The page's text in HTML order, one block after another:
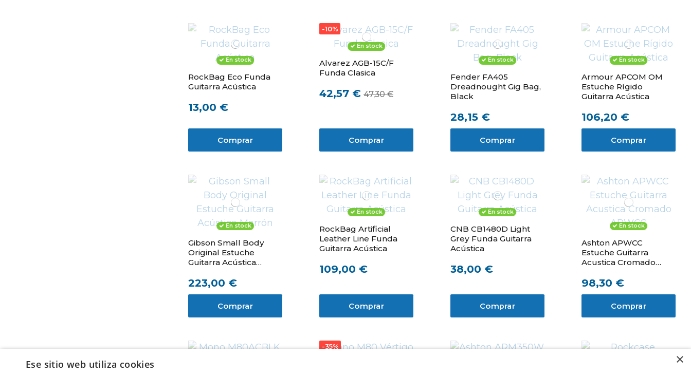
En stock
RockBag Eco Funda
Guitarra Acústica
13,00 €
Comprar
-10%
En stock
Alvarez AGB-15C/F
Funda Clasica
42,57 € 47,30 €
Comprar
En stock
Fender FA405
Dreadnought Gig Bag,
Black
28,15 €
Comprar
En stock
Armour APCOM OM
Estuche Rígido
Guitarra Acústica
106,20 €
Comprar
En stock
Gibson Small Body
Original Estuche
Guitarra Acústica
223,00 €
Comprar
En stock
RockBag Artificial
Leather Line Funda
Guitarra Acústica
109,00 €
Comprar
En stock
CNB CB1480D Light
Grey Funda Guitarra
Acústica
38,00 €
Comprar
En stock
Ashton APWCC
Estuche Guitarra
Acustica Cromado
98,30 €
Comprar
-35%
×
Ese sitio web utiliza cookies